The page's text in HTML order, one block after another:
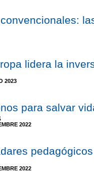
lidera la
2023
para salvar
2022
2022